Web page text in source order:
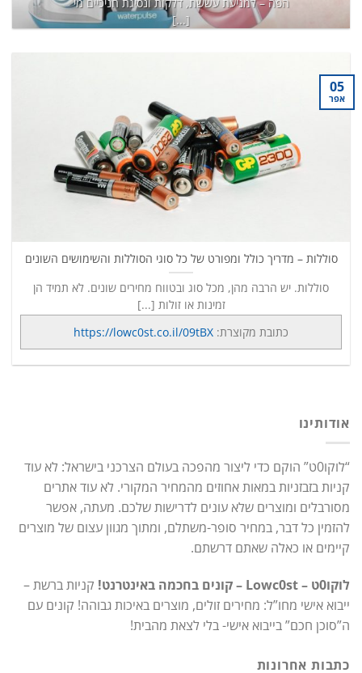
[...]
סוללות – מדריך כולל ומפורט של כל סוגי הסוללות והשימושים השונים
סוללות. יש הרבה מהן, מכל סוג ובטווח מחירים שונים. לא תמיד הן
זמינות או זולות [...]
כתובת מקוצרת: https://lowc0st.co.il/09tBX
05
אפר
אודותינו
“לוקו0ט” הוקם כדי ליצור מהפכה בעולם הצרכני בישראל: לא עוד
קניות בזבזניות במאות אחוזים מהמחיר המקורי. לא עוד אתרים
מסורבלים ומוצרים שלא עונים לדרישות שלכם. מעתה, אפשר
להזמין כל דבר, במחיר סופר-משתלם, ומתוך מגוון עצום של מוצרים
קיימים או כאלה שאתם דרשתם.
לוקו0ט – Lowc0st – קונים בחכמה באינטרנט!
קניות ברשת –
ייבוא אישי מחו”ל: מחירים זולים, מוצרים באיכות גבוהה! קונים עם
ה”סוכן חכם” בייבוא אישי- בלי לצאת מהבית!
כתבות אחרונות